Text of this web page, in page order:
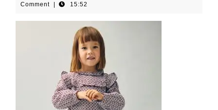
oktober
Comment
15:52